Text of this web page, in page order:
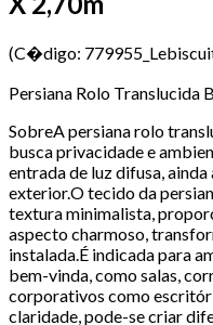
(C�digo:
Persiana Rolo Translucida
SobreA persiana rolo
busca privacidade e
entrada de luz difusa,
exterior.O tecido da
textura minimalista,
aspecto charmoso,
instalada.É indicada para
bem-vinda, como salas,
corporativos como
claridade, pode-se criar